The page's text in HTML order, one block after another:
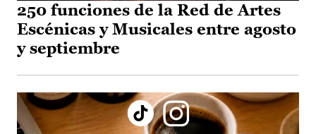
250 funciones de la Red de Artes
Escénicas y Musicales entre agosto
y septiembre